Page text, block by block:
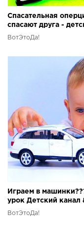
Спасательная
спасают друга -
ВотЭтоДа!
Играем в
урок Детский
ВотЭтоДа!